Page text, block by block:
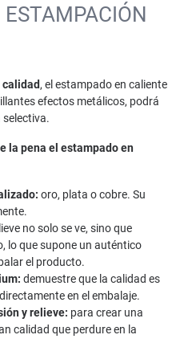
calidad, el estampado en caliente
efectos metálicos, podrá
la pena el estampado en
oro, plata o cobre. Su
no solo se ve, sino que
lo que supone un auténtico
el producto.
demuestre que la calidad es
en el embalaje.
y relieve: para crear una
calidad que perdure en la